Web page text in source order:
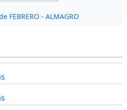
FEBRERO - ALMAGRO